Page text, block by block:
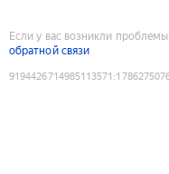
Если у вас возникли
обратной связи
9194426714985113571 :